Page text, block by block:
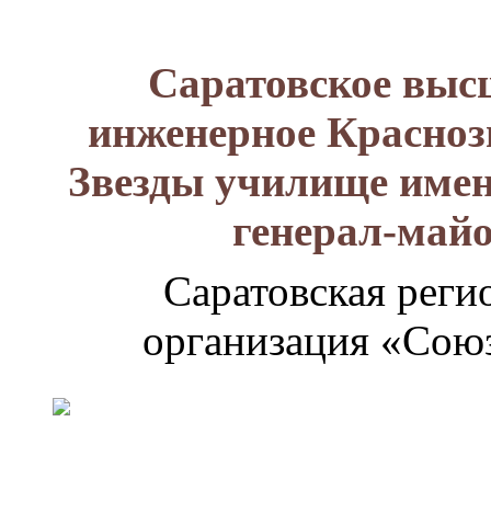
Саратовское
инженерное
Звезды училище
генерал-
Саратовская
организация